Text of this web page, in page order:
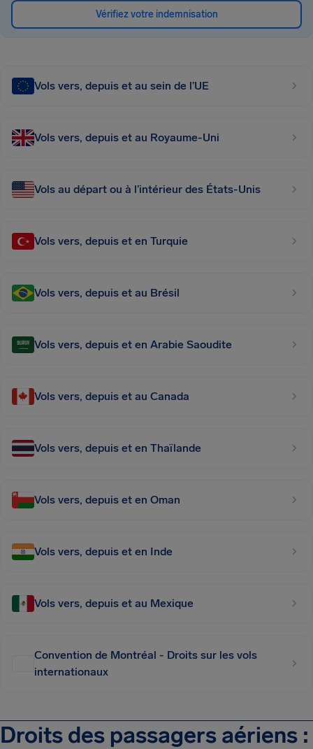
Vérifiez votre indemnisation
Vols vers, depuis et au sein de l’UE
Vols vers, depuis et au Royaume-Uni
Vols au départ ou à l’intérieur des États-Unis
Vols vers, depuis et en Turquie
Vols vers, depuis et au Brésil
Vols vers, depuis et en Arabie Saoudite
Vols vers, depuis et au Canada
Vols vers, depuis et en Thaïlande
Vols vers, depuis et en Oman
Vols vers, depuis et en Inde
Vols vers, depuis et au Mexique
Convention de Montréal - Droits sur les vols
internationaux
Droits des passagers aériens :